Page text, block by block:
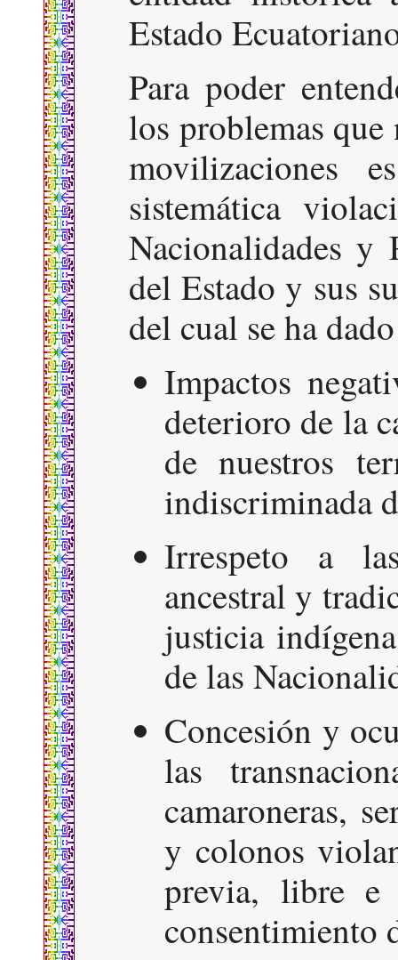
Estado
Para poder
los problemas
movilizaciones
sistemática
Nacionalidades y
del Estado y sus
del cual se ha
Impactos
deterioro de la
de nuestros
indiscriminada
Irrespeto a
ancestral y
justicia
de las
Concesión y
las
camaroneras,
y colonos
previa, libre e
consentimiento